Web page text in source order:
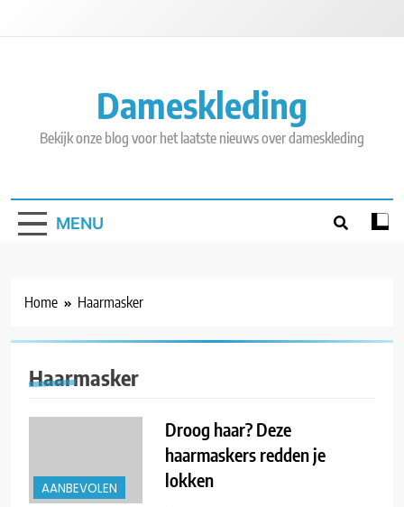
Dameskleding
Bekijk onze blog voor het laatste nieuws over dameskleding
MENU
Home Haarmasker
Haarmasker
AANBEVOLEN
Droog haar? Deze
haarmaskers redden je
lokken